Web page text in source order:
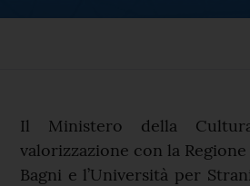
dei
Testo del
Il Ministero della
valorizzazione con la
Bagni e l’Università per